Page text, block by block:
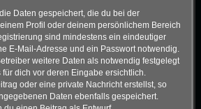
Daten gespeichert, die du bei der
Profil oder deinem persönlichem Bereich
sind mindestens ein eindeutiger
E-Mail-Adresse und ein Passwort notwendig.
weitere Daten als notwendig festgelegt
für dich vor deren Eingabe ersichtlich.
oder eine private Nachricht erstellst, so
Daten ebenfalls gespeichert.